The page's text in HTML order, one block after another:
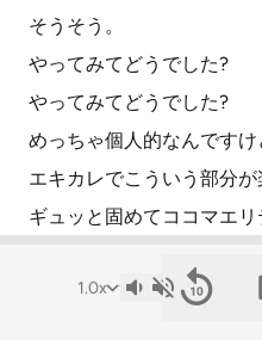
そうそう。
やってみてどうでした?
やってみてどうでした?
めっちゃ個人的なんですけ
エキカレでこういう部分
ギュッと固めてココマエリ
ゃ使うんですけど、